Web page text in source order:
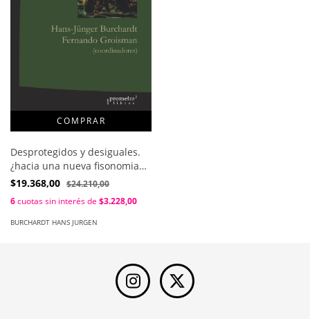
Desprotegidos y desiguales.
¿hacia una nueva fisonomia
social? / Burchardt Hans
$19.368,00 $24.210,00
6cuotas sin interés de $3.228,00
BURCHARDT HANS JURGEN